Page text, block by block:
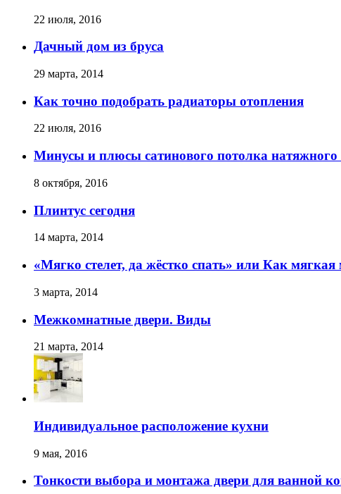
22 июля, 2016
Дачный дом из бруса
29 марта, 2014
Как точно подобрать радиаторы отопления
22 июля, 2016
Минусы и плюсы сатинового потолка натяжного
8 октября, 2016
Плинтус сегодня
14 марта, 2014
«Мягко стелет, да жёстко спать» или Как мягкая
3 марта, 2014
Межкомнатные двери. Виды
21 марта, 2014
Индивидуальное расположение кухни
9 мая, 2016
Тонкости выбора и монтажа двери для ванной